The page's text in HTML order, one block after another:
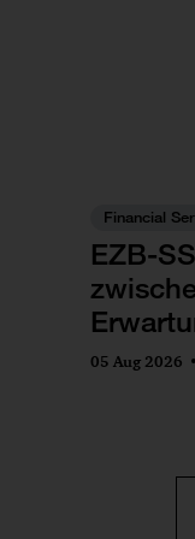
Financial
EZB-
05 Aug 2026